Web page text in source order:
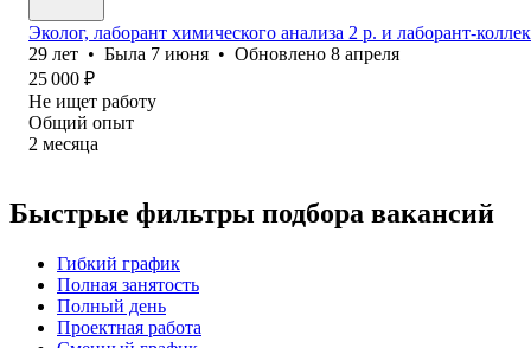
Эколог, лаборант химического анализа 2 р. и лаборант-
29 лет • Была 7 июня • Обновлено 8 апреля
25 000 ₽
Не ищет работу
Общий опыт
2 месяца
Быстрые фильтры подбора вакансий
Гибкий график
Полная занятость
Полный день
Проектная работа